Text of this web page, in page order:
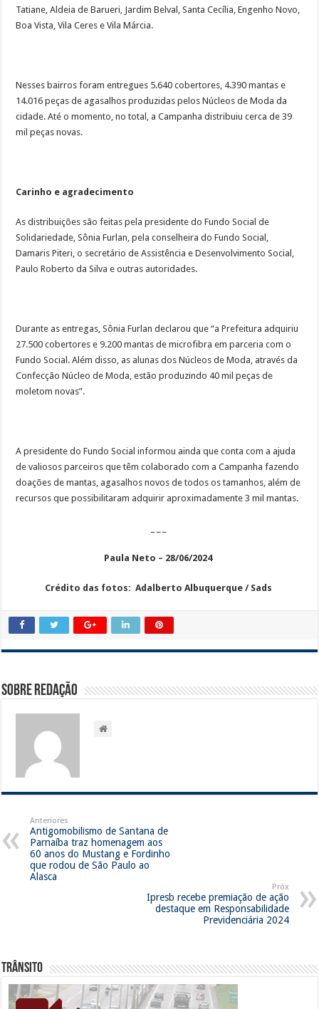
Tatiane, Aldeia de Barueri, Jardim Belval, Santa Cecília, Engenho Novo,
Boa Vista, Vila Ceres e Vila Márcia.
Nesses bairros foram entregues 5.640 cobertores, 4.390 mantas e
14.016 peças de agasalhos produzidas pelos Núcleos de Moda da
cidade. Até o momento, no total, a Campanha distribuiu cerca de 39
mil peças novas.
Carinho e agradecimento
As distribuições são feitas pela presidente do Fundo Social de
Solidariedade, Sônia Furlan, pela conselheira do Fundo Social,
Damaris Piteri, o secretário de Assistência e Desenvolvimento Social,
Paulo Roberto da Silva e outras autoridades.
Durante as entregas, Sônia Furlan declarou que “a Prefeitura adquiriu
27.500 cobertores e 9.200 mantas de microfibra em parceria com o
Fundo Social. Além disso, as alunas dos Núcleos de Moda, através da
Confecção Núcleo de Moda, estão produzindo 40 mil peças de
moletom novas”.
A presidente do Fundo Social informou ainda que conta com a ajuda
de valiosos parceiros que têm colaborado com a Campanha fazendo
doações de mantas, agasalhos novos de todos os tamanhos, além de
recursos que possibilitaram adquirir aproximadamente 3 mil mantas.
Paula Neto – 28/06/2024
Crédito das fotos: Adalberto Albuquerque / Sads
Sobre Redação
Anteriores
Antigomobilismo de Santana de
Parnaíba traz homenagem aos
60 anos do Mustang e Fordinho
que rodou de São Paulo ao
Alasca
Próx
Ipresb recebe premiação de ação
destaque em Responsabilidade
Previdenciária 2024
Trânsito